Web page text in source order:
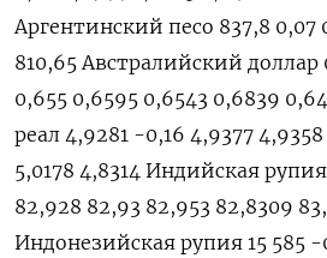
Аргентинский песо 837,8 0,07
810,65 Австралийский доллар
0,655 0,6595 0,6543 0,6839
реал 4,9281 -0,16 4,9377
5,0178 4,8314 Индийская
82,928 82,93 82,953 82,8309
Индонезийская рупия 15 585 -